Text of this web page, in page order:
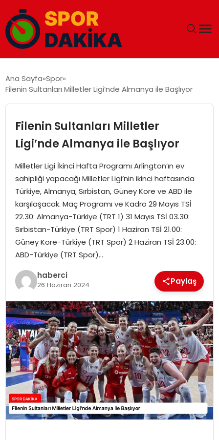
DÜNYA
EĞITIM
EKONOMI
MAGAZIN
SAĞLIK
SIYASET
SPOR
YAŞAM
Ana Sayfa Spor
Filenin Sultanları Milletler Ligi’nde Almanya ile Başlıyor
Filenin Sultanları Milletler
Ligi’nde Almanya ile Başlıyor
Milletler Ligi İkinci Hafta Programı Arlington’ın ev
sahipliği yapacağı Milletler Ligi’nin ikinci haftasında
Türkiye, Almanya, Sırbistan, Güney Kore ve ABD ile
karşılaşacak. Maç Programı ve Kadro 29 Mayıs TSİ
22.30: Almanya-Türkiye (TRT 1) 31 Mayıs TSİ 03.30:
Sırbistan-Türkiye (TRT Spor) 1 Haziran TSİ 21.00:
Güney Kore-Türkiye (TRT Spor) 2 Haziran TSİ 23.00:
ABD-Türkiye (TRT Spor)…
haberci
26 Haziran 2024 Paylaş